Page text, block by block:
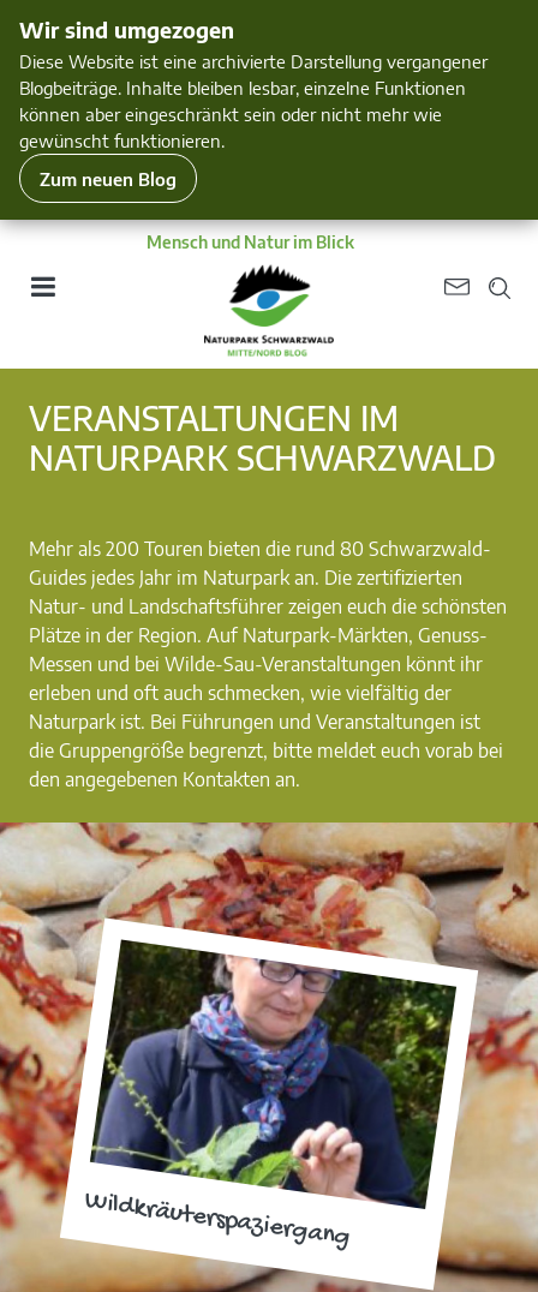
Wir sind umgezogen
Diese Website ist eine archivierte Darstellung vergangener
Blogbeiträge. Inhalte bleiben lesbar, einzelne Funktionen
können aber eingeschränkt sein oder nicht mehr wie
gewünscht funktionieren.
Zum neuen Blog
Mensch und Natur im Blick
Wildkräuterspaziergang
VERANSTALTUNGEN IM
NATURPARK SCHWARZWALD
Mehr als 200 Touren bieten die rund 80 Schwarzwald-
Guides jedes Jahr im Naturpark an. Die zertifizierten
Natur- und Landschaftsführer zeigen euch die schönsten
Plätze in der Region. Auf Naturpark-Märkten, Genuss-
Messen und bei Wilde-Sau-Veranstaltungen könnt ihr
erleben und oft auch schmecken, wie vielfältig der
Naturpark ist. Bei Führungen und Veranstaltungen ist
die Gruppengröße begrenzt, bitte meldet euch vorab bei
den angegebenen Kontakten an.